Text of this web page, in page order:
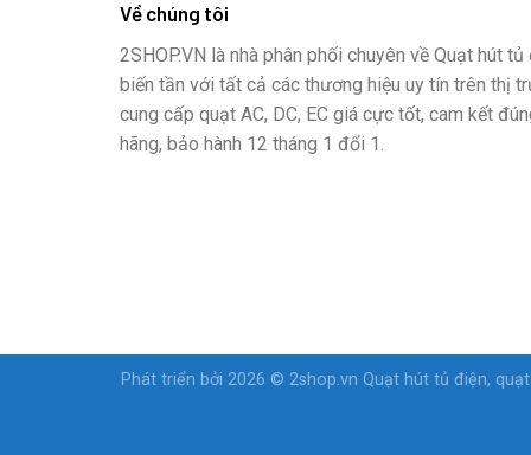
Về chúng tôi
2SHOP.VN là nhà phân phối chuyên về Quạt hút
biến tần với tất cả các thương hiệu uy tín trên thị
cung cấp quạt AC, DC, EC giá cực tốt, cam kết
hãng, bảo hành 12 tháng 1 đổi 1.
Phát triển bởi 2026 © 2shop.vn Quạt hút tủ điện,